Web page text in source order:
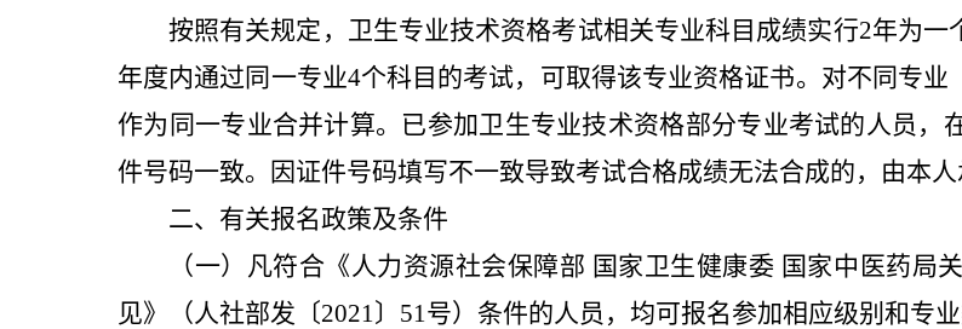
按照有关规定，卫生专业技术资格考试相关专业科目成绩实行2年为
年度内通过同一专业4个科目的考试，可取得该专业资格证书。对不同专
作为同一专业合并计算。已参加卫生专业技术资格部分专业考试的人员，
件号码一致。因证件号码填写不一致导致考试合格成绩无法合成的，由本人
二、有关报名政策及条件
（一）凡符合《人力资源社会保障部 国家卫生健康委 国家中医药
见》（人社部发〔2021〕51号）条件的人员，均可报名参加相应级别和专